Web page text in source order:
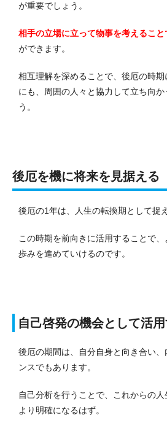
が重要でしょう。
相手の立場に立って物事を考えるこ
ができます。
相互理解を深めることで、後厄の時
にも、周囲の人々と協力して立ち向
う。
後厄を機に将来を見据える
後厄の1年は、人生の転換期として捉
この時期を前向きに活用することで
歩みを進めていけるのです。
自己啓発の機会として活
後厄の期間は、自分自身と向き合い
ンスでもあります。
自己分析を行うことで、これからの
より明確になるはず。